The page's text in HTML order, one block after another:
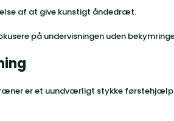
af at give kunstigt åndedræt.
på undervisningen uden
er et uundværligt stykke